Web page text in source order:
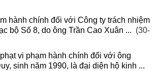
hành chính đối với Công ty trách nhiệm
bộ Số 8, do ông Trần Cao Xuân ... (30-
vi phạm hành chính đối với ông
sinh năm 1990, là đại diện hộ kinh ...